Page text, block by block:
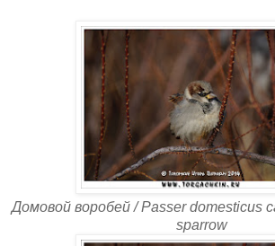
Домовой воробей / Passer domesticus
sparrow